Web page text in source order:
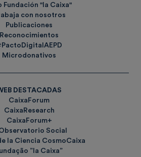
Fundación "la Caixa"
con nosotros
Publicaciones
Reconocimientos
Microdonativos
DESTACADAS
CaixaForum
CaixaResearch
CaixaForum+
Social
la Ciencia CosmoCaixa
”la Caixa”